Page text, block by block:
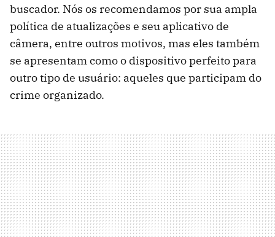
buscador. Nós os recomendamos por sua ampla
política de atualizações e seu aplicativo de
câmera, entre outros motivos, mas eles também
se apresentam como o dispositivo perfeito para
outro tipo de usuário: aqueles que participam do
crime organizado.